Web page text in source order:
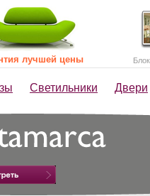
Светильники Двери
лучшей цены